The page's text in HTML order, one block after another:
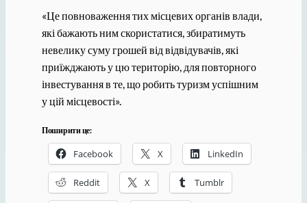
«Це повноваження тих місцевих органів влади,
які бажають ним скористатися, збиратимуть
невелику суму грошей від відвідувачів, які
приїжджають у цю територію, для повторного
інвестування в те, що робить туризм успішним
у цій місцевості».
Поширити це:
Facebook X LinkedIn
Reddit X Tumblr